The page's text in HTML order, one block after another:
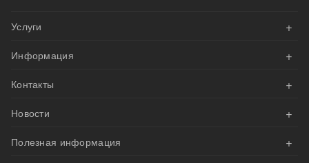
Услуги +
АКЦИИ
Велнесс Дизайн
Наши проекты
Информация +
Оплата
Доставка и сборка
Гарантия
Контакты +
Напишите нам эл.письмо
Мы вам перезвоним
Новости +
Реализован проект приватного фитнес-зала на базе
Полезная информация +